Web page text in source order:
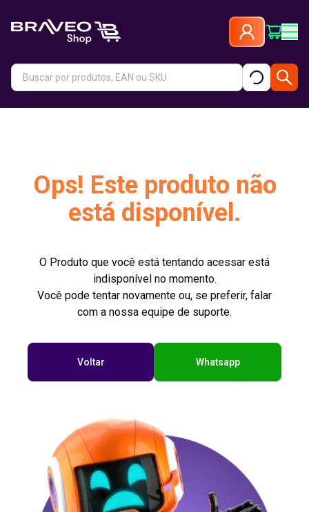
Ops! Este produto não
está disponível.
O Produto que você está tentando acessar está
indisponível no momento.
Você pode tentar novamente ou, se preferir, falar
com a nossa equipe de suporte.
Voltar Whatsapp